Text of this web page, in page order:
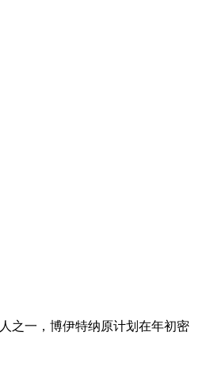
之一，博伊特纳原计划在年初密